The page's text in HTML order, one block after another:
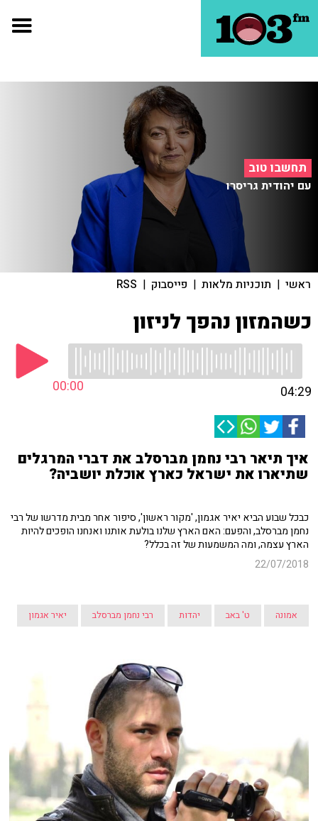
תחשבו טוב
עם יהודית גריסרו
ראשי | תוכניות מלאות | פייסבוק |
RSS
כשהמזון נהפך לניזון
00:00 04:29
איך תיאר רבי נחמן מברסלב את דברי המרגלים
שתיארו את ישראל כארץ אוכלת יושביה?
כבכל שבוע הביא יאיר אגמון, 'מקור ראשון', סיפור אחר מבית מדרשו של רבי
נחמן מברסלב, והפעם: האם הארץ שלנו בולעת אותנו ואנחנו הופכים להיות
הארץ עצמה, ומה המשמעות של זה בכלל?
22/07/2018
אמונה ט' באב יהדות רבי נחמן מברסלב יאיר אגמון